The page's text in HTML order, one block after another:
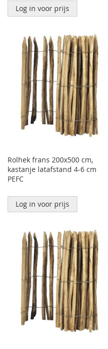
Log in voor prijs
Rolhek frans 200x500 cm,
kastanje latafstand 4-6 cm
PEFC
Log in voor prijs